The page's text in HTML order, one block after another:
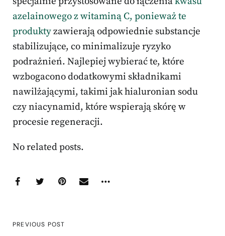
azelainowego z witaminą C, ponieważ te
produktyzawierają odpowiednie substancje
stabilizujące, co minimalizuje ryzyko
podrażnień. Najlepiej wybierać te, które
wzbogacono dodatkowymi składnikami
nawilżającymi, takimi jak hialuronian sodu
czy niacynamid, które wspierają skórę w
procesie regeneracji.
No related posts.
PREVIOUS POST